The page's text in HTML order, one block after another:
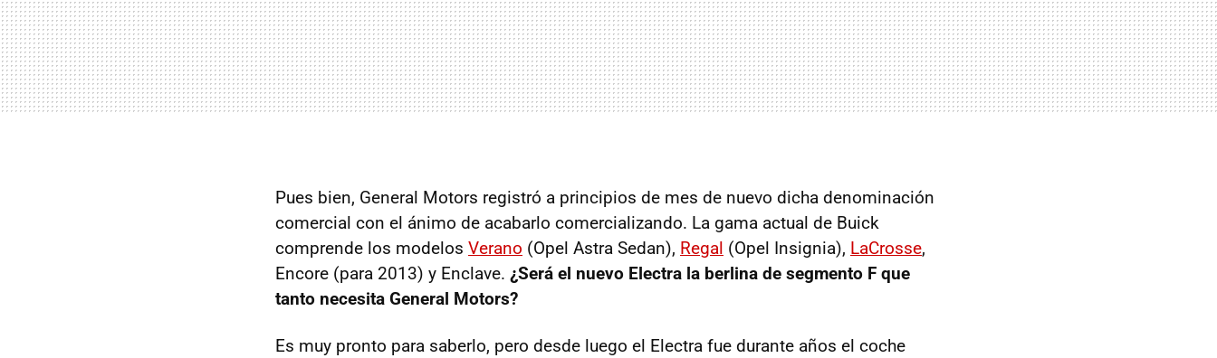
Pues bien, General Motors registró a principios de mes de nuevo dicha denominación
comercial con el ánimo de acabarlo comercializando. La gama actual de Buick
comprende los modelos Verano (Opel Astra Sedan), Regal (Opel Insignia), LaCrosse,
Encore (para 2013) y Enclave. ¿Será el nuevo Electra la berlina de segmento F que
tanto necesita General Motors?
Es muy pronto para saberlo, pero desde luego el Electra fue durante años el coche